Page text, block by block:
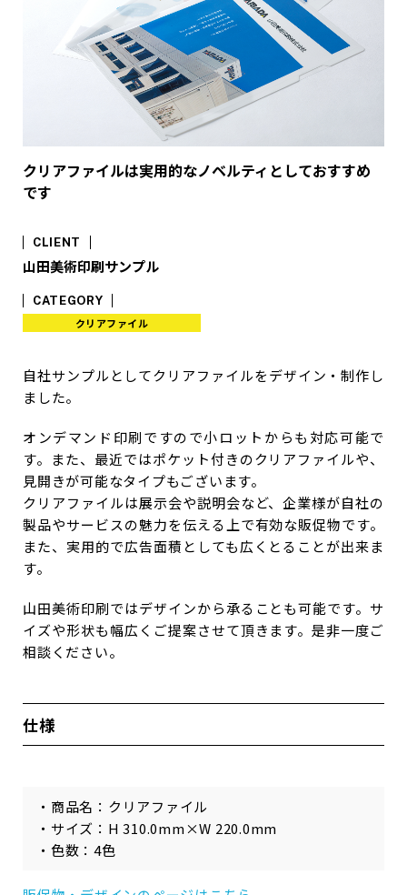
クリアファイルは実用的なノベルティとしておすすめ
です
CLIENT
山田美術印刷サンプル
CATEGORY
クリアファイル
自社サンプルとしてクリアファイルをデザイン・制作し
ました。
オンデマンド印刷ですので小ロットからも対応可能で
す。また、最近ではポケット付きのクリアファイルや、
見開きが可能なタイプもございます。
クリアファイルは展示会や説明会など、企業様が自社の
製品やサービスの魅力を伝える上で有効な販促物です。
また、実用的で広告面積としても広くとることが出来ま
す。
山田美術印刷ではデザインから承ることも可能です。サ
イズや形状も幅広くご提案させて頂きます。是非一度ご
相談ください。
仕様
・商品名：クリアファイル
・サイズ：H 310.0mm×W 220.0mm
・色数：4色